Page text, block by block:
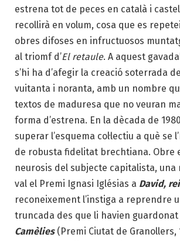
estrena tot de peces en català i
recollirà en volum, cosa que es
obres difoses en infructuosos
al triomf d’El retaule. A aquest
s’hi ha d’afegir la creació soterrada
vuitanta i noranta, amb un nombre
textos de maduresa que no veuran
forma d’estrena. En la dècada de
superar l’esquema col·lectiu a què se
de robusta fidelitat brechtiana. Obre
neurosis del subjecte capitalista, una
val el Premi Ignasi Iglésias a David, rei
reconeixement l’instiga a reprendre
truncada des que li havien guardonat
Camèlies(Premi Ciutat de Granollers,